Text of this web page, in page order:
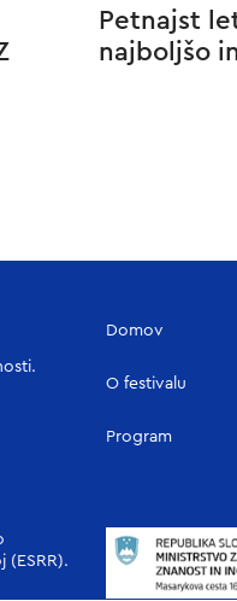
Petnajst
najboljšo
Domov
O festivalu
Program